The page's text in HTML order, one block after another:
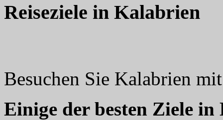
Reiseziele in Kalabrien
Besuchen Sie Kalabrien
Einige der besten Ziele